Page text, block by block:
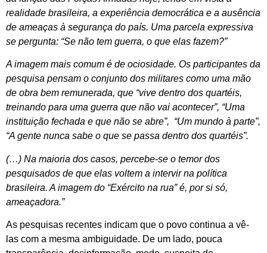
realidade brasileira, a experiência democrática e a ausência
de ameaças à segurança do país. Uma parcela expressiva
se pergunta: “Se não tem guerra, o que elas fazem?”
A imagem mais comum é de ociosidade. Os participantes da
pesquisa pensam o conjunto dos militares como uma mão
de obra bem remunerada, que “vive dentro dos quartéis,
treinando para uma guerra que não vai acontecer”, “Uma
instituição fechada e que não se abre”, “Um mundo à parte”,
“A gente nunca sabe o que se passa dentro dos quartéis”.
(…) Na maioria dos casos, percebe-se o temor dos
pesquisados de que elas voltem a intervir na política
brasileira. A imagem do “Exército na rua” é, por si só,
ameaçadora.”
As pesquisas recentes indicam que o povo continua a vê-
las com a mesma ambiguidade. De um lado, pouca